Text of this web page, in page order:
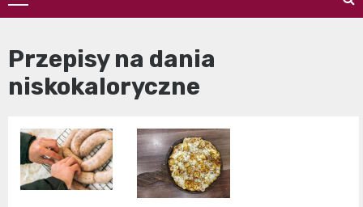
Przepisy na dania
niskokaloryczne